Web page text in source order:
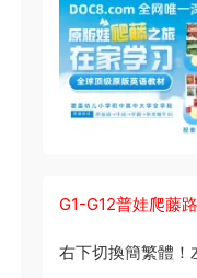
G1-G12普娃爬藤
右下切換簡繁體！